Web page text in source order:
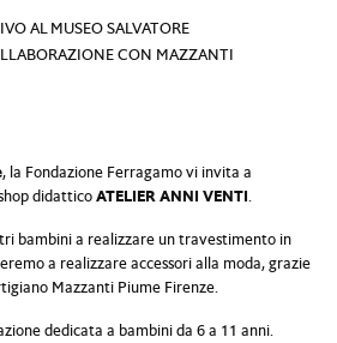
AL MUSEO SALVATORE
CON MAZZANTI
, la Fondazione Ferragamo vi invita a
didatticoATELIER ANNI VENTI.
bambini a realizzare un travestimento in
a realizzare accessori alla moda, grazie
Mazzanti Piume Firenze.
dedicata a bambini da 6 a 11 anni.